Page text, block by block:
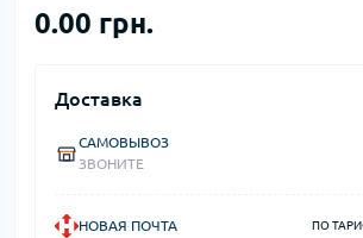
0.00 грн.
Доставка
САМОВЫВОЗ
ЗВОНИТЕ
НОВАЯ ПОЧТА ПО